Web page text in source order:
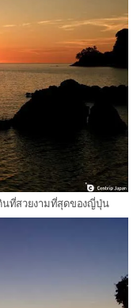
นที่สวยงามที่สุดของญี่ปุ่น